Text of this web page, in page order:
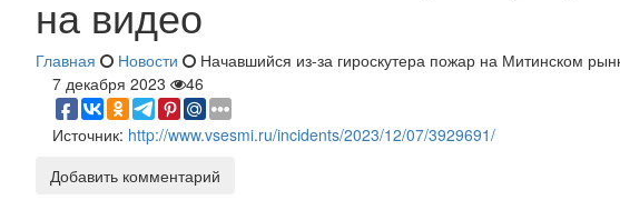
на видео
Главная Новости
Начавшийся из-за гироскутера пожар на Митинском
7 декабря 2023
46
Источник: http://www.vsesmi.ru/incidents/2023/12/07/3929691/
Добавить комментарий